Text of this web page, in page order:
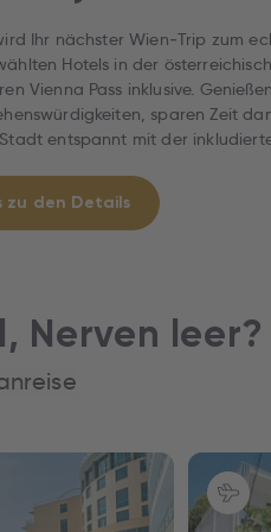
Ihr nächster Wien‑Trip zum
Hotels in der
Vienna Pass inklusive.
sparen Zeit
entspannt mit der
zu den Details
Nerven